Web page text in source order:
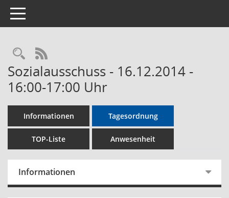
Toggle navigation
Rechercheauswahl
RSS-Feed
Sozialausschuss - 16.12.2014 -
16:00-17:00 Uhr
Informationen Tagesordnung
TOP-Liste Anwesenheit
Informationen